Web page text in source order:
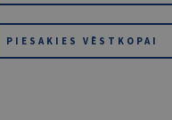
PIESAKIES VĒSTKOPAI